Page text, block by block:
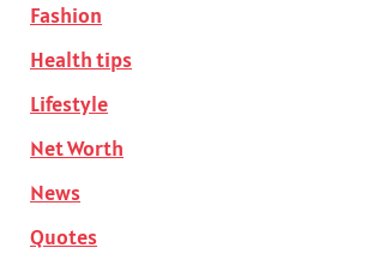
Fashion
Health tips
Lifestyle
Net Worth
News
Quotes